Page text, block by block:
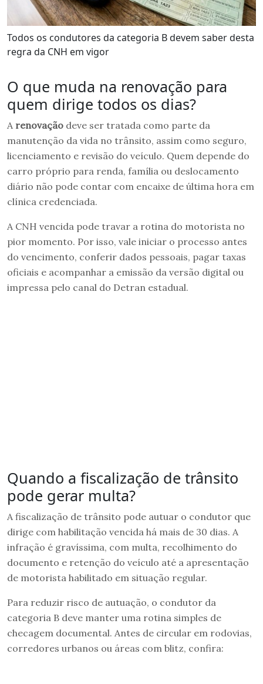
Todos os condutores da categoria B devem saber desta
regra da CNH em vigor
O que muda na renovação para
quem dirige todos os dias?
A renovação deve ser tratada como parte da
manutenção da vida no trânsito, assim como seguro,
licenciamento e revisão do veículo. Quem depende do
carro próprio para renda, família ou deslocamento
diário não pode contar com encaixe de última hora em
clínica credenciada.
A CNH vencida pode travar a rotina do motorista no
pior momento. Por isso, vale iniciar o processo antes
do vencimento, conferir dados pessoais, pagar taxas
oficiais e acompanhar a emissão da versão digital ou
impressa pelo canal do Detran estadual.
Quando a fiscalização de trânsito
pode gerar multa?
A fiscalização de trânsito pode autuar o condutor que
dirige com habilitação vencida há mais de 30 dias. A
infração é gravíssima, com multa, recolhimento do
documento e retenção do veículo até a apresentação
de motorista habilitado em situação regular.
Para reduzir risco de autuação, o condutor da
categoria B deve manter uma rotina simples de
checagem documental. Antes de circular em rodovias,
corredores urbanos ou áreas com blitz, confira: